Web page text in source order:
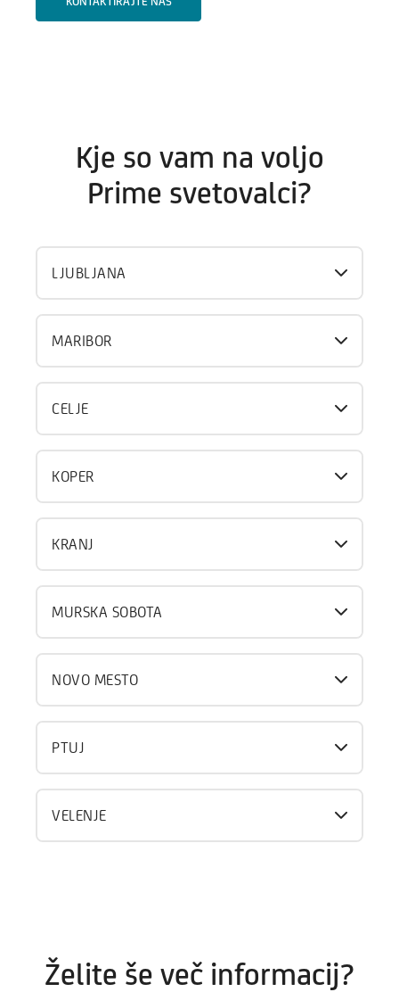
Kje so vam na voljo
Prime svetovalci?
LJUBLJANA
MARIBOR
CELJE
KOPER
KRANJ
MURSKA SOBOTA
NOVO MESTO
PTUJ
VELENJE
Želite še več informacij?